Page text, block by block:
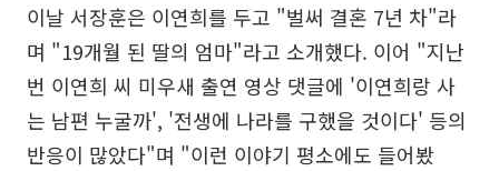
이날 서장훈은 이연희를 두고 "벌써 결혼 7년 차"라
며 "19개월 된 딸의 엄마"라고 소개했다. 이어 "지난
번 이연희 씨 미우새 출연 영상 댓글에 '이연희랑 사
는 남편 누굴까', '전생에 나라를 구했을 것이다' 등의
반응이 많았다"며 "이런 이야기 평소에도 들어봤